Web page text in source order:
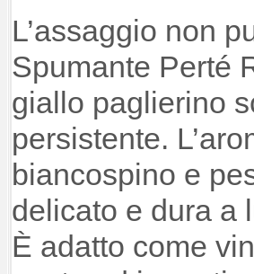
L’assaggio non
Spumante Perté
giallo paglierino
persistente.
biancospino e
delicato e dura a
È adatto come